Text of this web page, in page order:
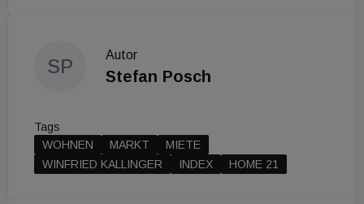
SP
Autor
Stefan Posch
Tags
WOHNEN
MARKT
MIETE
WINFRIED KALLINGER
INDEX HOME 21